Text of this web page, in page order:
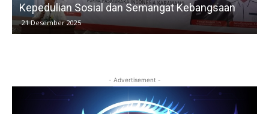
Kepedulian Sosial dan Semangat Kebangsaan
21 Desember 2025
- Advertisement -